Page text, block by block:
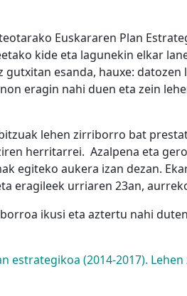
Euskararen Plan
kide eta lagunekin elkar
gutxitan esanda, hauxe:
eragin nahi duen eta zein
lehen zirriborro bat
herritarrei. Azalpena eta
egiteko aukera izan dezan.
eragileek urriaren 23an,
ikusi eta aztertu nahi
estrategikoa (2014-2017).